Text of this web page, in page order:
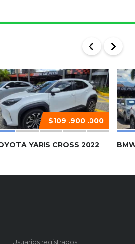
$109 .900 .000
YARIS CROSS 2022
Usuarios registrados